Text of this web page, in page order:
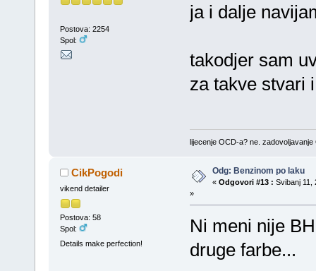
Postova: 2254
Spol:
ja i dalje
takodjer sam
za takve stvari
lijecenje OCD-a? ne.
CikPogodi
vikend detailer
Postova: 58
Spol:
Details make perfection!
Odg: Benzinom po laku
« Odgovori #13 : Svibanj 11,
»
Ni meni nije
druge farbe...